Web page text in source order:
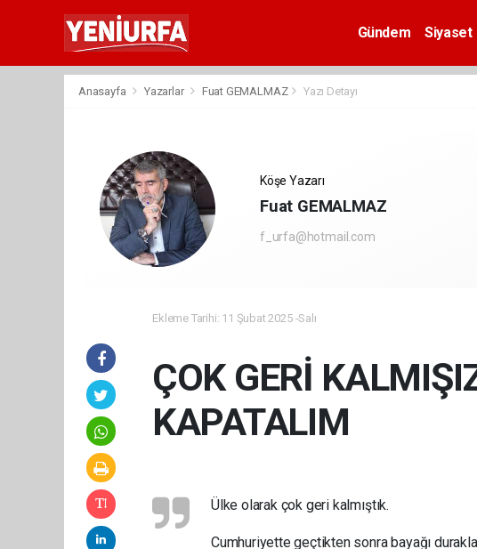
Gündem Siyaset
Anasayfa Yazarlar Fuat GEMALMAZ Yazı Detayı
Köşe Yazarı
Fuat GEMALMAZ
f_urfa@hotmail.com
Ekleme Tarihi: 11 Şubat 2025 -Salı
ÇOK GERİ
KAPATALIM
Ülke olarak çok geri kalmıştık.
Cumhuriyette geçtikten sonra bayağı